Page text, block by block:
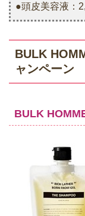
●頭皮美容液：
BULK
ャンペーン
BULK